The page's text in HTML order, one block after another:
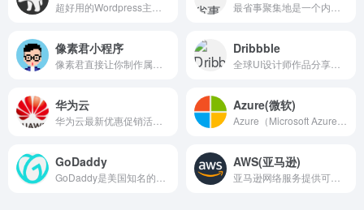
像素君小程序 Dribbble
华为云 Azure(微软)
GoDaddy AWS(亚马逊)